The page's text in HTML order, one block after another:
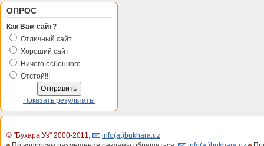
ОПРОС
Как Вам сайт?
Отличный сайт
Хороший сайт
Ничего осбенного
Отстой!!!
Показать результаты
© "Бухара.Уз" 2000-2011,
info(at)bukhara.uz